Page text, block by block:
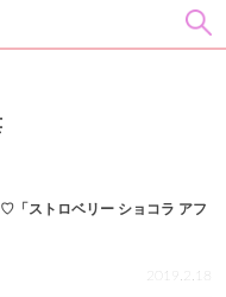
「ストロベリー ショコラ アフ
2019.2.18